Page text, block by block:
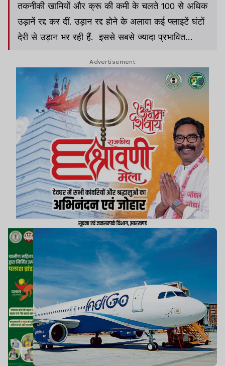
तकनीकी खामियों और क्रू की कमी के चलते 100 से अधिक
उड़ानें रद्द कर दीं. उड़ान रद्द होने के अलावा कई फ्लाइटें घंटों
देरी से उड़ान भर रही हैं. इससे सबसे ज्यादा प्रभावित
जहां यात्रियों को घंटों तक लंबी कतारों में इंतजार करना पड़ा.
Advertisement